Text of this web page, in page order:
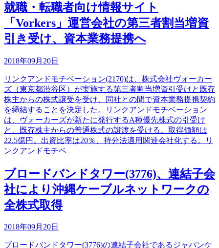
就職・転職者向け情報サイト
「Vorkers」運営会社の第三者割当増資
引き受け、資本業務提携へ
2018年09月20日
リンクアンドモチベーション(2170)は、株式会社ヴォーカー
ズ（東京都渋谷区）が実施する第三者割当増資引受けと既存
株主からの株式譲受を受け、同社との間で資本業務提携契約
を締結することを決定した。リンクアンドモチベーション
は、ヴォーカーズが新たに発行するA種優先株式の引受け
と、既存株主からの普通株式の譲渡を受ける。取得価額は
22.5億円。出資比率は20％、持分法適用関連会社化する。リ
ンクアンドモチベ
ブロードバンドタワー(3776)、連結子会
社により沖縄ケーブルネットワークの
全株式取得
2018年09月20日
ブロードバンドタワー(3776)の連結子会社であるジャパンケ